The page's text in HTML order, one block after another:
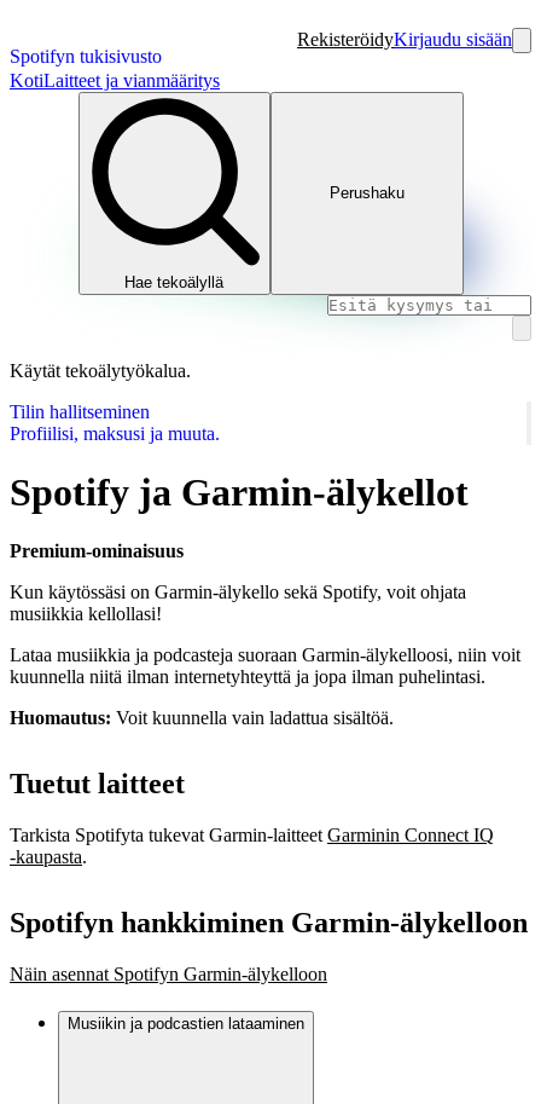
Spotifyn tukisivusto
RekisteröidyKirjaudu sisään
KotiLaitteet ja vianmääritys
Hae tekoälyllä
Perushaku
Käytät tekoälytyökalua.
Tilin hallitseminen
Profiilisi, maksusi ja muuta.
Spotify ja Garmin-älykellot
Premium‑ominaisuus
Kun käytössäsi on Garmin-älykello sekä Spotify, voit ohjata
musiikkia kellollasi!
Lataa musiikkia ja podcasteja suoraan Garmin-älykelloosi, niin voit
kuunnella niitä ilman internetyhteyttä ja jopa ilman puhelintasi.
Huomautus: Voit kuunnella vain ladattua sisältöä.
Tuetut laitteet
Tarkista Spotifyta tukevat Garmin‑laitteet Garminin Connect IQ
‑kaupasta.
Spotifyn hankkiminen Garmin-älykelloon
Näin asennat Spotifyn Garmin-älykelloon
Musiikin ja podcastien lataaminen